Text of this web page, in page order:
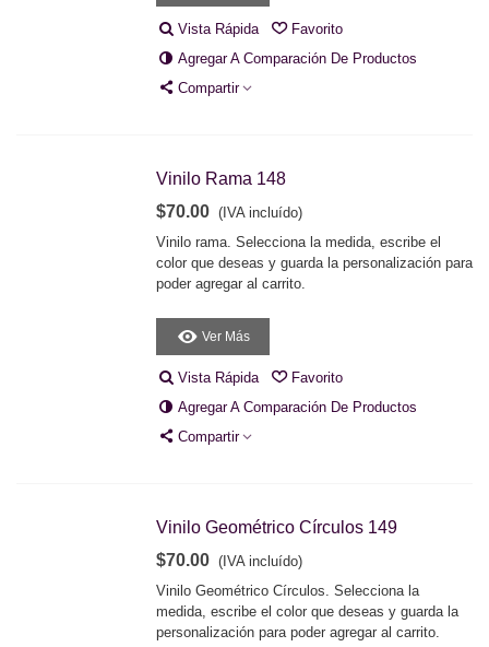
Vista Rápida
Favorito
Agregar A Comparación De Productos
Compartir
Vinilo Rama 148
$70.00 (IVA incluído)
Vinilo rama. Selecciona la medida, escribe el
color que deseas y guarda la personalización para
poder agregar al carrito.
Ver Más
Vista Rápida
Favorito
Agregar A Comparación De Productos
Compartir
Vinilo Geométrico Círculos 149
$70.00 (IVA incluído)
Vinilo Geométrico Círculos. Selecciona la
medida, escribe el color que deseas y guarda la
personalización para poder agregar al carrito.